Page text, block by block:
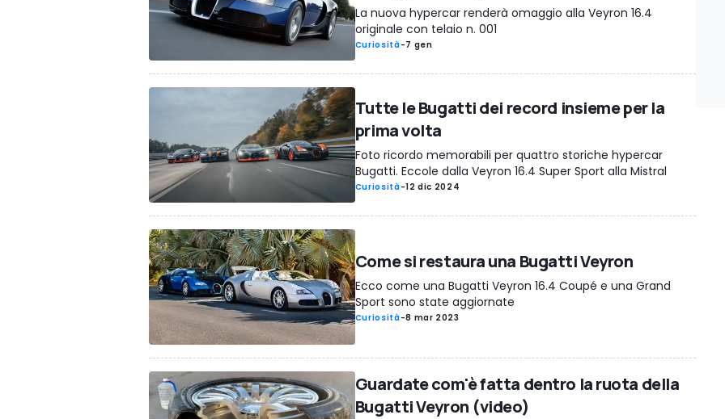
La nuova hypercar renderà omaggio alla Veyron 16.4
originale con telaio n. 001
Curiosità-7 gen
Tutte le Bugatti dei record insieme per la
prima volta
Foto ricordo memorabili per quattro storiche hypercar
Bugatti. Eccole dalla Veyron 16.4 Super Sport alla Mistral
Curiosità-12 dic 2024
Come si restaura una Bugatti Veyron
Ecco come una Bugatti Veyron 16.4 Coupé e una Grand
Sport sono state aggiornate
Curiosità-8 mar 2023
Guardate com'è fatta dentro la ruota della
Bugatti Veyron (video)